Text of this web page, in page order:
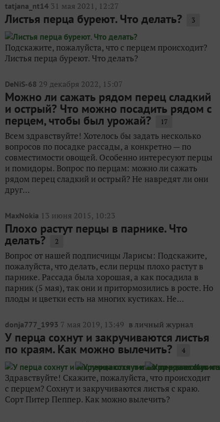
tatjana_nt14 31 мая 2021, 12:27
Листья перца буреют. Что делать? 3
Подскажите, пожалуйста, что с перцем происходит?
Листья перца буреют. Что делать?
DeNiS-68 29 декабря 2022, 15:07
Можно ли сажать рядом перец сладкий
и острый? Что можно посадить рядом с
перцем, чтобы был урожай? 17
Всем здравствуйте! Хотелось бы задать несколько
вопросов по посадке рассады, а конкретно — по
совместимости овощей. Особенно интересуют перцы
и помидоры. Вопрос по перцам: можно ли сажать
рядом перец сладкий и острый? Не навредят ли они
друг...
MaxNokia 13 июня 2015, 10:23
Плохо растут перцы в парнике. Что
делать? 2
Вопрос от нашей подписчицы Ларисы: Подскажите,
пожалуйста, что делать, если перцы плохо растут в
парнике. Рассада была хорошая, а как посадила в
парник (5 мая), так они и притормозились в росте. Но
плоды и цветки есть на многих кустиках. Не...
donja777_1993 7 мая 2019, 13:49 в личный журнал
У перца сохнут и закручиваются листья
по краям. Как можно вылечить? 4
Здравствуйте! Скажите, пожалуйста, что происходит
с перцем? Сохнут и закручиваются листья с краю.
Сорт Питер Пеппер. Как можно вылечить?